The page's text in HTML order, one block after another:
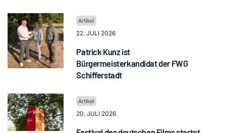
22. JULI 2026
Patrick Kunz ist
Bürgermeisterkandidat der FWG
Schifferstadt
20. JULI 2026